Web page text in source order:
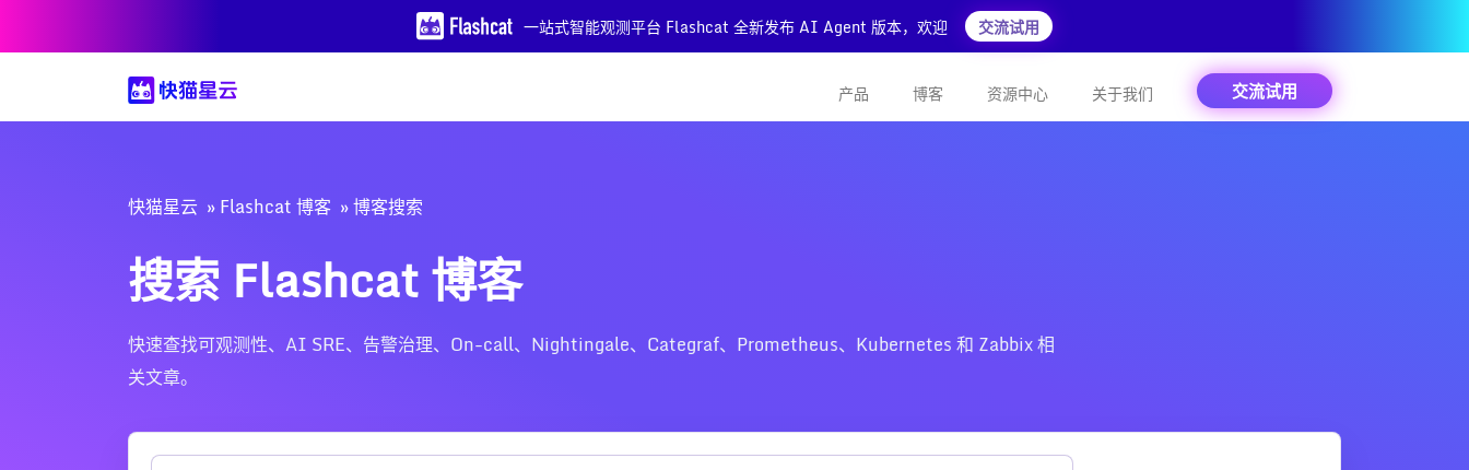
一站式智能观测平台 Flashcat 全新发布 AI Agent 版本，欢迎 交流试用
产品 博客 资源中心 关于我们 交流试用
快猫星云 Flashcat 博客 博客搜索
搜索 Flashcat 博客
快速查找可观测性、AI SRE、告警治理、On-call、Nightingale、Categraf、Prometheus、Kubernetes 和 Zabbix 相
关文章。